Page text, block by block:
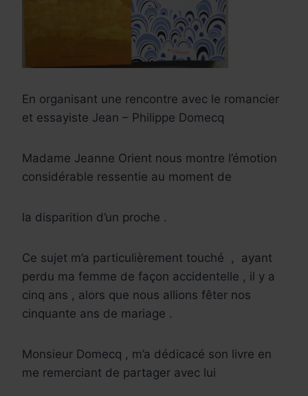
En organisant une rencontre avec le romancier
et essayiste Jean – Philippe Domecq
Madame Jeanne Orient nous montre l’émotion
considérable ressentie au moment de
la disparition d’un proche .
Ce sujet m’a particulièrement touché ,
ayant
perdu ma femme de façon accidentelle , il y a
cinq ans , alors que nous allions fêter nos
cinquante ans de mariage .
Monsieur Domecq , m’a dédicacé son livre en
me remerciant de partager avec lui